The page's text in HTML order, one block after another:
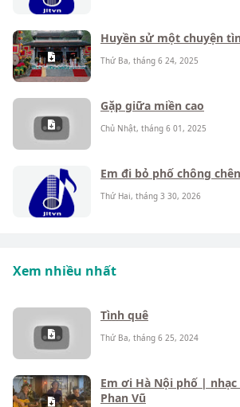
Huyền sử một chuyện
Thứ Ba, tháng 6 24, 2025
Gặp giữa miền cao
Chủ Nhật, tháng 6 01, 2025
Em đi bỏ phố chông
Thứ Hai, tháng 3 30, 2026
Xem nhiều nhất
Tình quê
Thứ Ba, tháng 6 25, 2024
Em ơi Hà Nội phố |
Phan Vũ